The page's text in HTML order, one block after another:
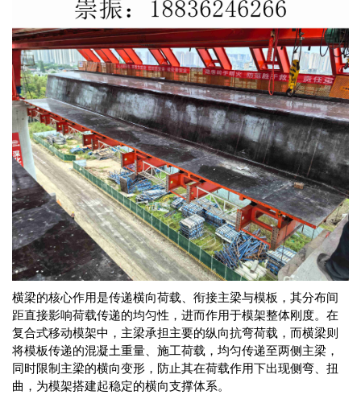
横梁的核心作用是传递横向荷载、衔接主梁与模板，其分布间
距直接影响荷载传递的均匀性，进而作用于模架整体刚度。在
复合式移动模架中，主梁承担主要的纵向抗弯荷载，而横梁则
将模板传递的混凝土重量、施工荷载，均匀传递至两侧主梁，
同时限制主梁的横向变形，防止其在荷载作用下出现侧弯、扭
曲，为模架搭建起稳定的横向支撑体系。